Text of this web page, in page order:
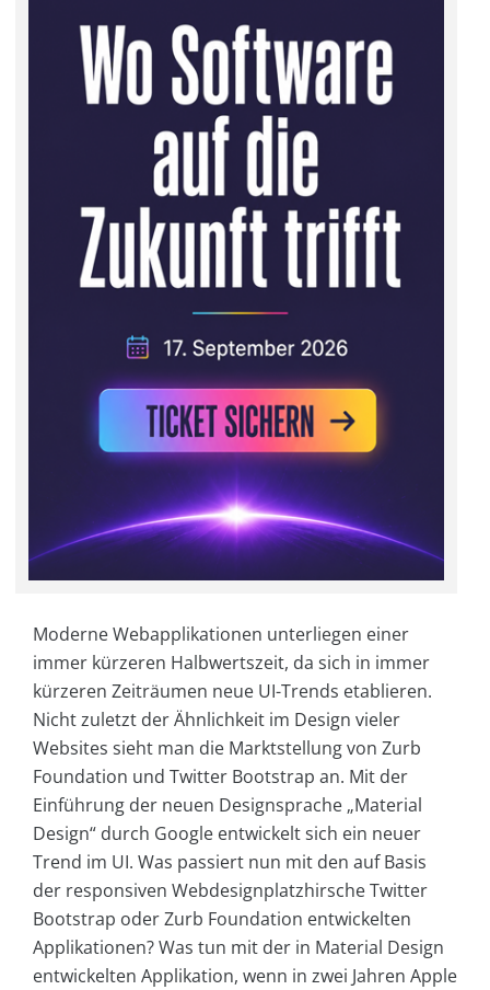
Moderne Webapplikationen unterliegen einer
immer kürzeren Halbwertszeit, da sich in immer
kürzeren Zeiträumen neue UI-Trends etablieren.
Nicht zuletzt der Ähnlichkeit im Design vieler
Websites sieht man die Marktstellung von Zurb
Foundation und Twitter Bootstrap an. Mit der
Einführung der neuen Designsprache „Material
Design“ durch Google entwickelt sich ein neuer
Trend im UI. Was passiert nun mit den auf Basis
der responsiven Webdesignplatzhirsche Twitter
Bootstrap oder Zurb Foundation entwickelten
Applikationen? Was tun mit der in Material Design
entwickelten Applikation, wenn in zwei Jahren Apple